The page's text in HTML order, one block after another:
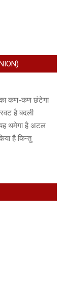
का कण-कण छंटेगा
है बदली
थमेगा है अटल
है किन्तु